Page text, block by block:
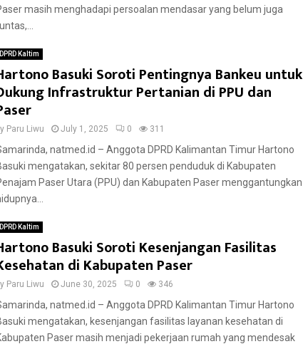
masih menghadapi persoalan mendasar yang belum juga
DPRD Kaltim
Basuki Soroti Pentingnya Bankeu untuk
Infrastruktur Pertanian di PPU dan
Paru Liwu July 1, 2025 0 311
natmed.id – Anggota DPRD Kalimantan Timur Hartono
mengatakan, sekitar 80 persen penduduk di Kabupaten
Paser Utara (PPU) dan Kabupaten Paser menggantungkan
DPRD Kaltim
Basuki Soroti Kesenjangan Fasilitas
di Kabupaten Paser
Paru Liwu June 30, 2025 0 346
natmed.id – Anggota DPRD Kalimantan Timur Hartono
mengatakan, kesenjangan fasilitas layanan kesehatan di
Paser masih menjadi pekerjaan rumah yang mendesak